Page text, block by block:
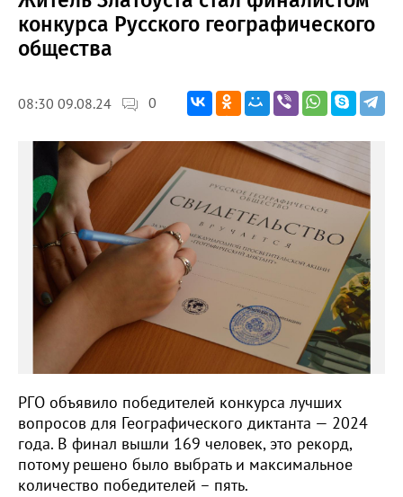
конкурса Русского географического
общества
08:30 09.08.24 0
РГО объявило победителей конкурса лучших
вопросов для Географического диктанта — 2024
года. В финал вышли 169 человек, это рекорд,
потому решено было выбрать и максимальное
количество победителей – пять.